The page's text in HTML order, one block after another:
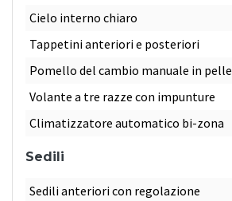
Cielo interno chiaro
Tappetini anteriori e posteriori
Pomello del cambio manuale in pelle
Volante a tre razze con impunture
Climatizzatore automatico bi-zona
Sedili
Sedili anteriori con regolazione